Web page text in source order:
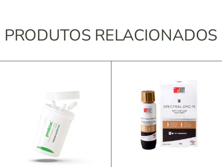
PRODUTOS RELACIONADOS